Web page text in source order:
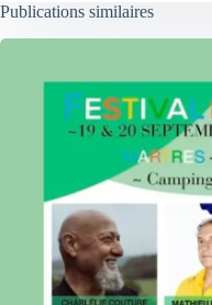
Publications similaires